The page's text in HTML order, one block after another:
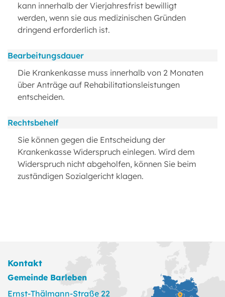
kann innerhalb der Vierjahresfrist bewilligt
werden, wenn sie aus medizinischen Gründen
dringend erforderlich ist.
Bearbeitungsdauer
Die Krankenkasse muss innerhalb von 2 Monaten
über Anträge auf Rehabilitationsleistungen
entscheiden.
Rechtsbehelf
Sie können gegen die Entscheidung der
Krankenkasse Widerspruch einlegen. Wird dem
Widerspruch nicht abgeholfen, können Sie beim
zuständigen Sozialgericht klagen.
Kontakt
Gemeinde Barleben
Ernst-Thälmann-Straße 22